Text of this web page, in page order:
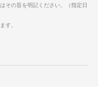
その旨を明記ください。（指定日
す。